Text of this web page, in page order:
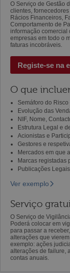
O Serviço de Gestão
clientes,
Rácios Financeiros,
Comportamento de
informação comercial
empresas em todo o
faturas incobráveis.
Registe-se na
O que
Semáforo do
Evolução das
NIF, Nome,
Estrutura Legal e
Acionistas e
Gestores e
Mercados em que
Marcas registadas
Publicações Legais
Ver exemplo
Serviço
O Serviço de
Poderá colocar em
para passar a
alterações que
exemplo: ações
alterações de failure,
contas anuais.